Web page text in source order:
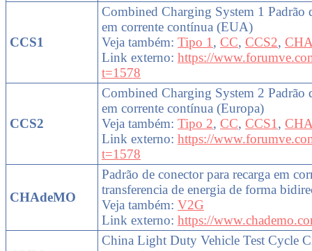
CCS1
Combined Charging System 1 Padrão
em corrente contínua (EUA)
Veja também: Tipo 1, CC, CCS2,
Link externo: https://
t=1578
CCS2
Combined Charging System 2 Padrão
em corrente contínua (Europa)
Veja também: Tipo 2, CC, CCS1,
Link externo: https://
t=1578
CHAdeMO
Padrão de conector para recarga em
transferencia de energia de forma
Veja também: V2G
Link externo: https://
China Light Duty Vehicle Test Cycle